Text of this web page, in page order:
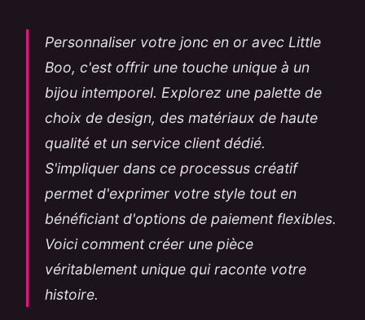
Personnaliser votre jonc en or avec Little
Boo, c'est offrir une touche unique à un
bijou intemporel. Explorez une palette de
choix de design, des matériaux de haute
qualité et un service client dédié.
S'impliquer dans ce processus créatif
permet d'exprimer votre style tout en
bénéficiant d'options de paiement flexibles.
Voici comment créer une pièce
véritablement unique qui raconte votre
histoire.